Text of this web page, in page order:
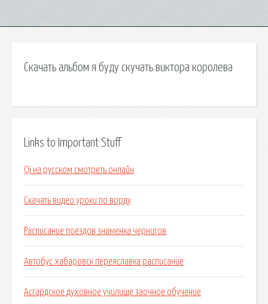
Скачать альбом я буду скучать виктора королева
Links to Important Stuff
Qi на русском смотреть онлайн
Скачать видео уроки по ворду
Расписание поездов знаменка чернигов
Автобус хабаровск переяславка расписание
Асгардское духовное училище заочное обучение